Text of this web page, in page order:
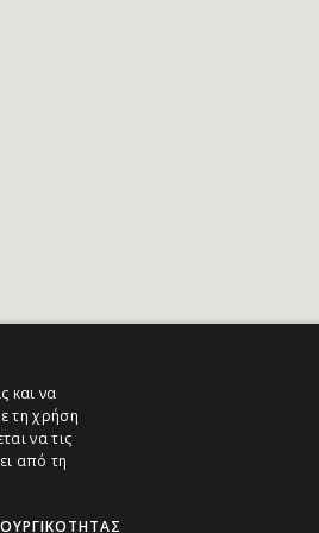
και να
τη χρήση
να τις
από τη